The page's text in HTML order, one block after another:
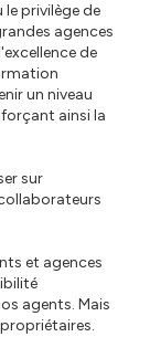
privilège de
agences
de
un niveau
ainsi la
sur
et agences
agents. Mais